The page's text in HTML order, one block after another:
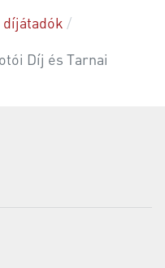
díjátadók
Díj és Tarnai